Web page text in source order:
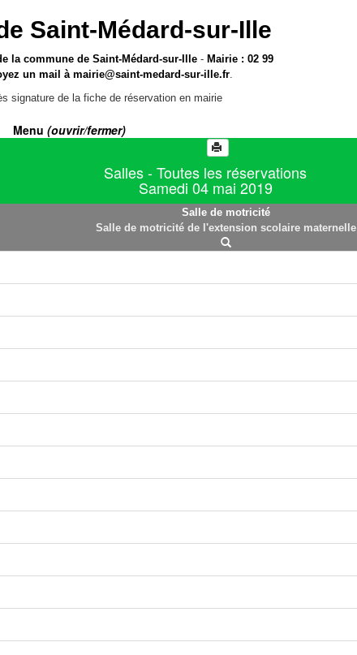
Saint-Médard-sur-Ille
la commune de Saint-Médard-sur-Ille - Mairie : 02 99
un mail àmairie@saint-medard-sur-ille.fr.
signature de la fiche de réservation en mairie
Menu (ouvrir/fermer)
Salles - Toutes les réservations
Samedi 04 mai 2019
Salle de motricité
Salle de motricité de l'extension scolaire maternelle